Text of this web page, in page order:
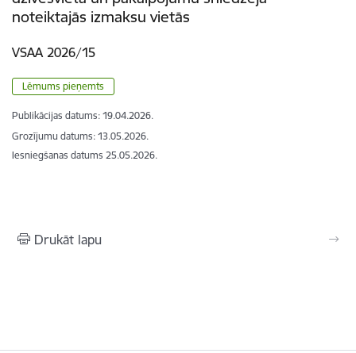
noteiktajās izmaksu vietās
VSAA 2026/15
Lēmums pieņemts
Publikācijas datums: 19.04.2026.
Grozījumu datums: 13.05.2026.
Iesniegšanas datums 25.05.2026.
Drukāt lapu